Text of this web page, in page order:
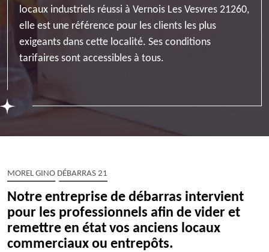
locaux industriels réussi à Vernois Les Vesvres 21260,
elle est une référence pour les clients les plus
exigeants dans cette localité. Ses conditions
tarifaires sont accessibles à tous.
MOREL GINO DÉBARRAS 21
Notre entreprise de débarras intervient
pour les professionnels afin de vider et
remettre en état vos anciens locaux
commerciaux ou entrepôts.